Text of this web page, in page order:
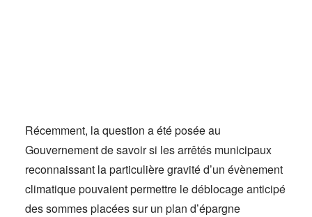
Récemment, la question a été posée au
Gouvernement de savoir si les arrêtés municipaux
reconnaissant la particulière gravité d’un évènement
climatique pouvaient permettre le déblocage anticipé
des sommes placées sur un plan d’épargne